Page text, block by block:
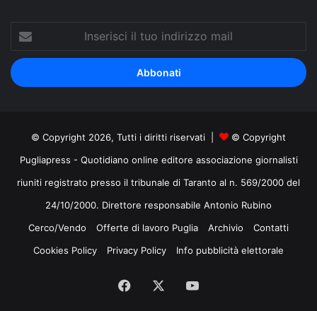
Inserisci
tuo
indirizzo
mail
© Copyright 2026, Tutti i diritti riservati |
© Copyright
Pugliapress - Quotidiano online editore associazione giornalisti
riuniti registrato presso il tribunale di Taranto al n. 569/2000 del
24/10/2000. Direttore responsabile Antonio Rubino
Cerco/Vendo
Offerte di lavoro Puglia Archivio
Contatti
Cookies Policy
Privacy Policy Info pubblicità elettorale
Facebook